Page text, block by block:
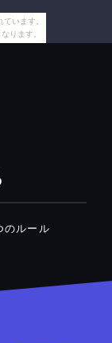
います。
ります。
のルール